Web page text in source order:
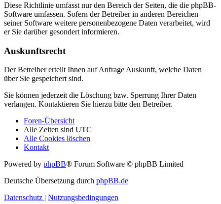
Diese Richtlinie umfasst nur den Bereich der Seiten, die die phpBB-
Software umfassen. Sofern der Betreiber in anderen Bereichen
seiner Software weitere personenbezogene Daten verarbeitet, wird
er Sie darüber gesondert informieren.
Auskunftsrecht
Der Betreiber erteilt Ihnen auf Anfrage Auskunft, welche Daten
über Sie gespeichert sind.
Sie können jederzeit die Löschung bzw. Sperrung Ihrer Daten
verlangen. Kontaktieren Sie hierzu bitte den Betreiber.
Foren-Übersicht
Alle Zeiten sind UTC
Alle Cookies löschen
Kontakt
Powered by phpBB® Forum Software © phpBB Limited
Deutsche Übersetzung durch phpBB.de
Datenschutz | Nutzungsbedingungen